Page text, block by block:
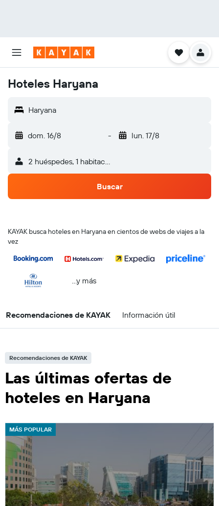
Hoteles Haryana
Haryana
dom. 16/8 - lun. 17/8
2 huéspedes, 1 habitación
Buscar
KAYAK busca hoteles en Haryana en cientos de webs de viajes a la
vez
...y más
Recomendaciones de KAYAK Información útil
Recomendaciones de KAYAK
Las últimas ofertas de
hoteles en Haryana
MÁS POPULAR